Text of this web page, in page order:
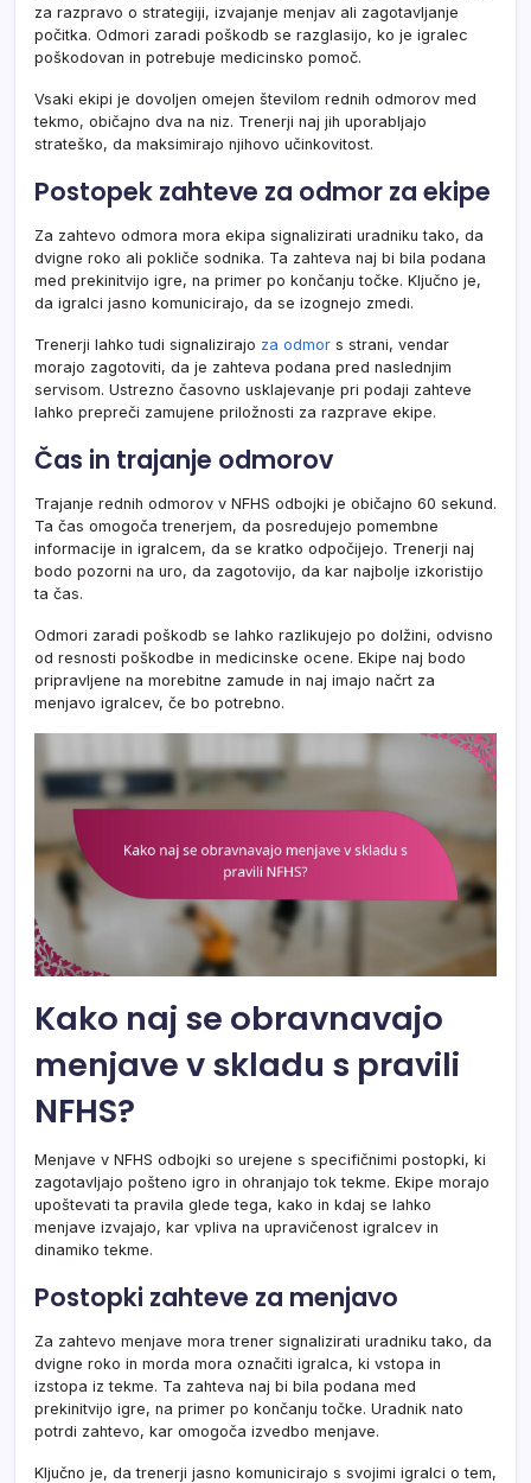
za razpravo o strategiji, izvajanje menjav ali zagotavljanje
počitka. Odmori zaradi poškodb se razglasijo, ko je igralec
poškodovan in potrebuje medicinsko pomoč.
Vsaki ekipi je dovoljen omejen številom rednih odmorov med
tekmo, običajno dva na niz. Trenerji naj jih uporabljajo
strateško, da maksimirajo njihovo učinkovitost.
Postopek zahteve za odmor za ekipe
Za zahtevo odmora mora ekipa signalizirati uradniku tako, da
dvigne roko ali pokliče sodnika. Ta zahteva naj bi bila podana
med prekinitvijo igre, na primer po končanju točke. Ključno je,
da igralci jasno komunicirajo, da se izognejo zmedi.
Trenerji lahko tudi signalizirajo za odmor s strani, vendar
morajo zagotoviti, da je zahteva podana pred naslednjim
servisom. Ustrezno časovno usklajevanje pri podaji zahteve
lahko prepreči zamujene priložnosti za razprave ekipe.
Čas in trajanje odmorov
Trajanje rednih odmorov v NFHS odbojki je običajno 60 sekund.
Ta čas omogoča trenerjem, da posredujejo pomembne
informacije in igralcem, da se kratko odpočijejo. Trenerji naj
bodo pozorni na uro, da zagotovijo, da kar najbolje izkoristijo
ta čas.
Odmori zaradi poškodb se lahko razlikujejo po dolžini, odvisno
od resnosti poškodbe in medicinske ocene. Ekipe naj bodo
pripravljene na morebitne zamude in naj imajo načrt za
menjavo igralcev, če bo potrebno.
Kako naj se obravnavajo
menjave v skladu s pravili
NFHS?
Menjave v NFHS odbojki so urejene s specifičnimi postopki, ki
zagotavljajo pošteno igro in ohranjajo tok tekme. Ekipe morajo
upoštevati ta pravila glede tega, kako in kdaj se lahko
menjave izvajajo, kar vpliva na upravičenost igralcev in
dinamiko tekme.
Postopki zahteve za menjavo
Za zahtevo menjave mora trener signalizirati uradniku tako, da
dvigne roko in morda mora označiti igralca, ki vstopa in
izstopa iz tekme. Ta zahteva naj bi bila podana med
prekinitvijo igre, na primer po končanju točke. Uradnik nato
potrdi zahtevo, kar omogoča izvedbo menjave.
Ključno je, da trenerji jasno komunicirajo s svojimi igralci o tem,